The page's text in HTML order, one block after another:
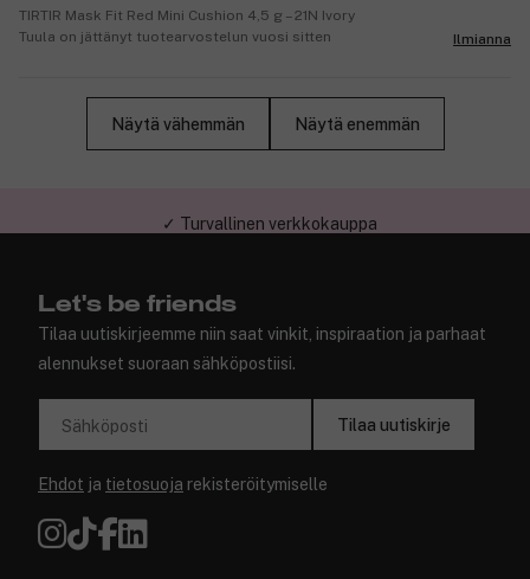
TIRTIR Mask Fit Red Mini Cushion 4,5 g – 21N Ivory
Tuula on jättänyt tuotearvostelun vuosi sitten
Ilmianna
Näytä vähemmän Näytä enemmän
Let's be friends
Tilaa uutiskirjeemme niin saat vinkit, inspiraation ja parhaat
alennukset suoraan sähköpostiisi.
Sähköposti Tilaa uutiskirje
Ehdot ja tietosuoja rekisteröitymiselle